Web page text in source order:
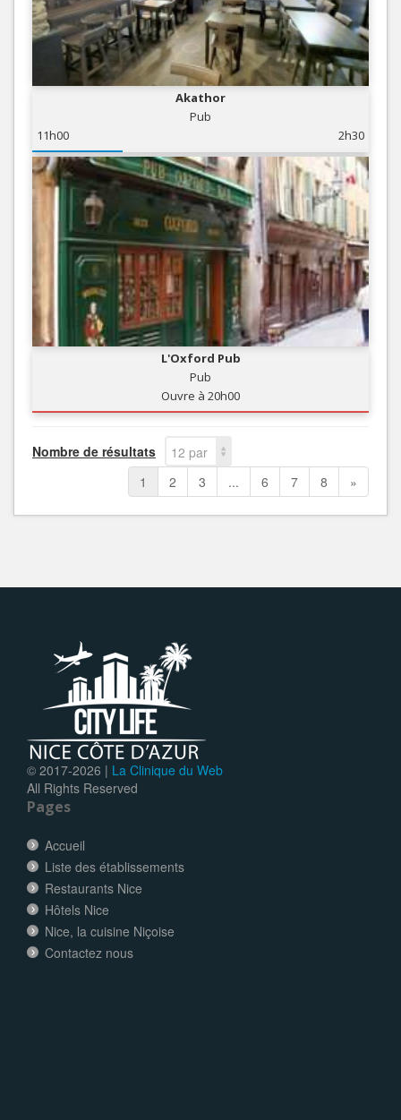
Akathor
Pub
11h00
2h30
L'Oxford Pub
Pub
Ouvre à 20h00
Nombre de résultats
12 par
page
1 2 3 ... 6 7 8 »
© 2017-2026 | La Clinique du Web
All Rights Reserved
Pages
Accueil
Liste des établissements
Restaurants Nice
Hôtels Nice
Nice, la cuisine Niçoise
Contactez nous